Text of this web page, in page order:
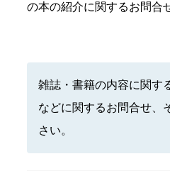
の本の紹介に関するお問合
雑誌・書籍の内容に関す
などに関するお問合せ、
さい。